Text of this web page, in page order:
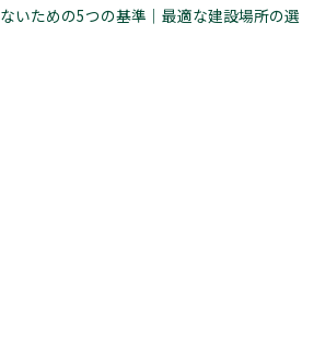
いための5つの基準｜最適な建設場所の選